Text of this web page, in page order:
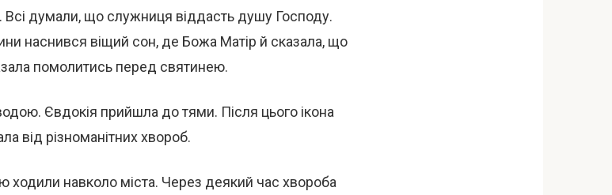
Всі думали, що служниця віддасть душу Господу.
наснився віщий сон, де Божа Матір й сказала, що
помолитись перед святинею.
Євдокія прийшла до тями. Після цього ікона
від різноманітних хвороб.
ходили навколо міста. Через деякий час хвороба